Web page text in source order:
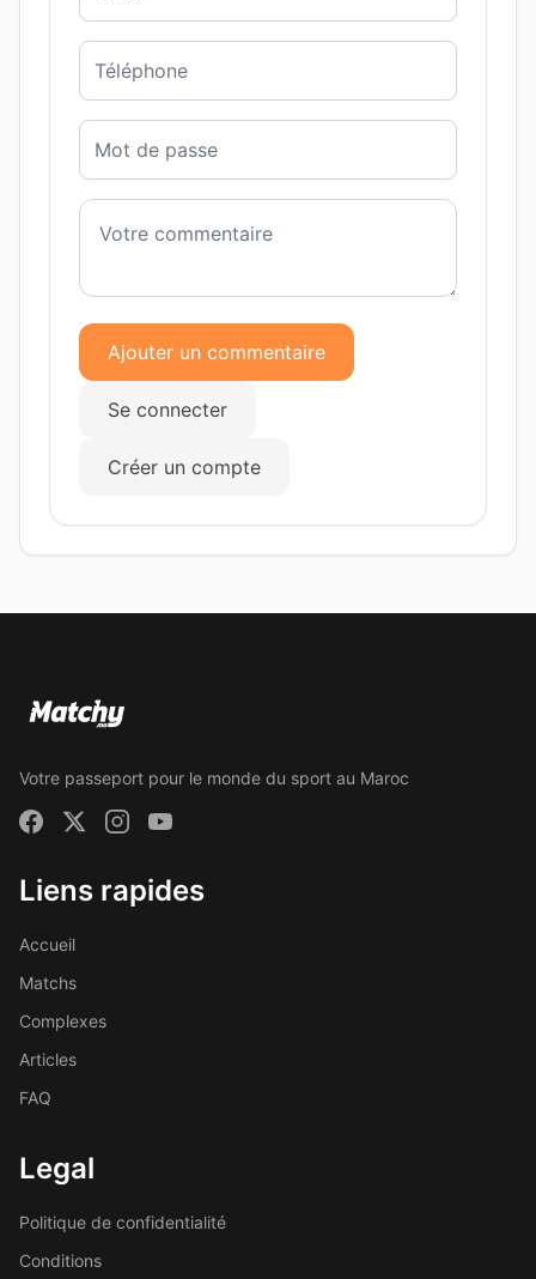
Ajouter un commentaire
Se connecter
Créer un compte
Votre passeport pour le monde du sport au Maroc
Liens rapides
Accueil
Matchs
Complexes
Articles
FAQ
Legal
Politique de confidentialité
Conditions